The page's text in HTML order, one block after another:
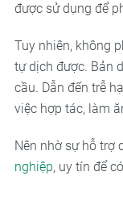
được sử dụng để
Tuy nhiên, không
tự dịch được. Bản
cầu. Dẫn đến trễ
việc hợp tác, làm
Nên nhờ sự hỗ trợ
nghiệp, uy tín để